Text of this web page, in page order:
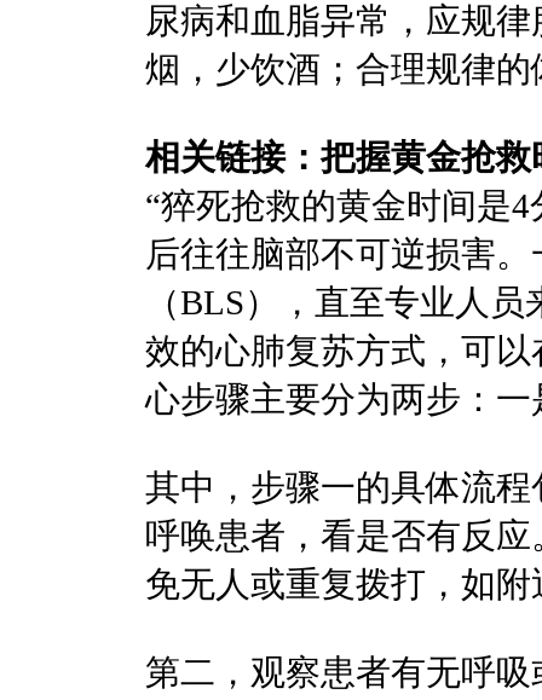
尿病和血脂异常，应规
烟，少饮酒；合理规律
相关链接：把握黄金抢救
“猝死抢救的黄金时间是
后往往脑部不可逆损害
（BLS），直至专业人
效的心肺复苏方式，可
心步骤主要分为两步：
其中，步骤一的具体流
呼唤患者，看是否有反
免无人或重复拨打，如
第二，观察患者有无呼